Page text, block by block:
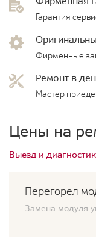
Гарантия
Фирменные
Ремонт в
Мастер
Цены на
Выезд и
Перегорел
Замена модуля